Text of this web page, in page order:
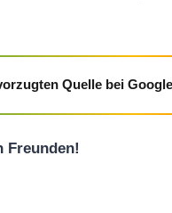
Quelle bei
Freunden!